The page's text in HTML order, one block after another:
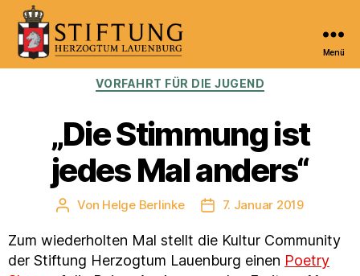
Kulturportal
Herzogtum
Lauenburg
Menü
Kategorien
VORFAHRT FÜR DIE JUGEND
„Die Stimmung ist
jedes Mal anders“
Beitragsautor
Von Helge Berlinke Veröffentlichungsdatum
7. Januar 2019
Zum wiederholten Mal stellt die Kultur Community
der Stiftung Herzogtum Lauenburg einen Poetry